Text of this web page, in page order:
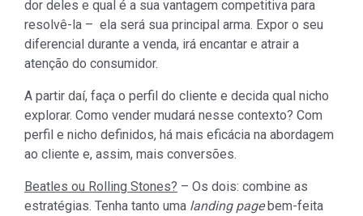
dor deles e qual é a sua vantagem competitiva para
resolvê-la – ela será sua principal arma. Expor o seu
diferencial durante a venda, irá encantar e atrair a
atenção do consumidor.
A partir daí, faça o perfil do cliente e decida qual nicho
explorar. Como vender mudará nesse contexto? Com
perfil e nicho definidos, há mais eficácia na abordagem
ao cliente e, assim, mais conversões.
Beatles ou Rolling Stones? – Os dois: combine as
estratégias. Tenha tanto uma landing pagebem-feita